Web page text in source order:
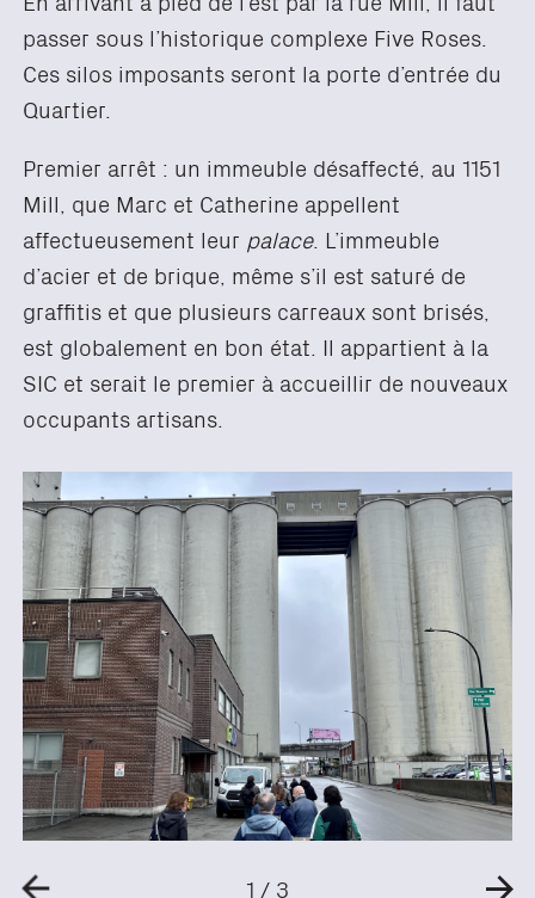
passer sous l’historique complexe Five Roses.
Ces silos imposants seront la porte d’entrée du
Quartier.
Premier arrêt : un immeuble désaffecté, au 1151
Mill, que Marc et Catherine appellent
affectueusement leur palace. L’immeuble
d’acier et de brique, même s’il est saturé de
graffitis et que plusieurs carreaux sont brisés,
est globalement en bon état. Il appartient à la
SIC et serait le premier à accueillir de nouveaux
occupants artisans.
1 / 3